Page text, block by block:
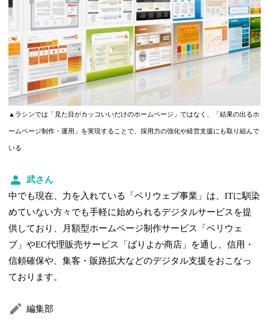
▲ラシンでは「見た目がカッコいいだけのホームページ」ではなく、「結果の出るホ
ームページ制作・運用」を実現することで、採用力の強化や経営支援にも取り組んで
いる
武さん
中でも現在、力を入れている「ベリウェブ事業」は、ITに馴染
めていない方々でも手軽に始められるデジタルサービスを提
供しており、月額型ホームページ制作サービス「ベリウェ
ブ」やEC代理販売サービス「ばりよか商店」を通し、信用・
信頼確保や、集客・販路拡大などのデジタル支援をおこなっ
ております。
編集部